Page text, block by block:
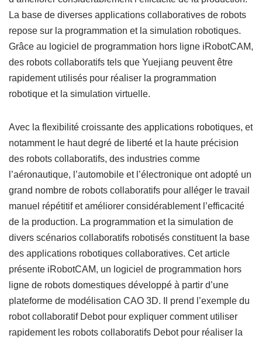
La base de diverses applications collaboratives de robots
repose sur la programmation et la simulation robotiques.
Grâce au logiciel de programmation hors ligne iRobotCAM,
des robots collaboratifs tels que Yuejiang peuvent être
rapidement utilisés pour réaliser la programmation
robotique et la simulation virtuelle.
Avec la flexibilité croissante des applications robotiques, et
notamment le haut degré de liberté et la haute précision
des robots collaboratifs, des industries comme
l’aéronautique, l’automobile et l’électronique ont adopté un
grand nombre de robots collaboratifs pour alléger le travail
manuel répétitif et améliorer considérablement l’efficacité
de la production. La programmation et la simulation de
divers scénarios collaboratifs robotisés constituent la base
des applications robotiques collaboratives. Cet article
présente iRobotCAM, un logiciel de programmation hors
ligne de robots domestiques développé à partir d’une
plateforme de modélisation CAO 3D. Il prend l’exemple du
robot collaboratif Debot pour expliquer comment utiliser
rapidement les robots collaboratifs Debot pour réaliser la